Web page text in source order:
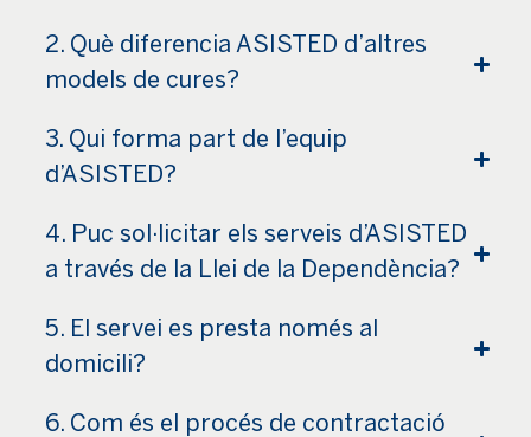
2. Què diferencia ASISTED d’altres
models de cures?
3. Qui forma part de l’equip
d’ASISTED?
4. Puc sol·licitar els serveis d’ASISTED
a través de la Llei de la Dependència?
5. El servei es presta només al
domicili?
6. Com és el procés de contractació